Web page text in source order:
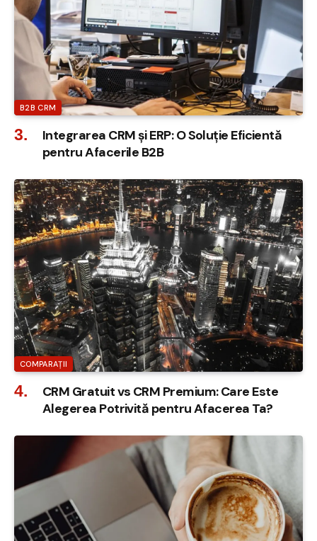
B2B CRM
Integrarea CRM și ERP: O Soluție Eficientă
pentru Afacerile B2B
COMPARAȚII
CRM Gratuit vs CRM Premium: Care Este
Alegerea Potrivită pentru Afacerea Ta?